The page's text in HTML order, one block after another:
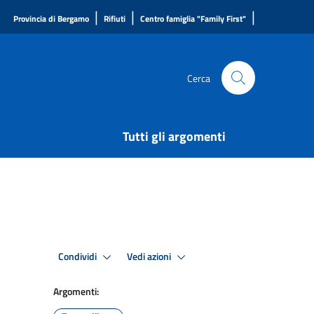
Provincia di Bergamo | Rifiuti | Centro famiglia "Family First" |
Cerca
Tutti gli argomenti
Condividi Vedi azioni
Argomenti: